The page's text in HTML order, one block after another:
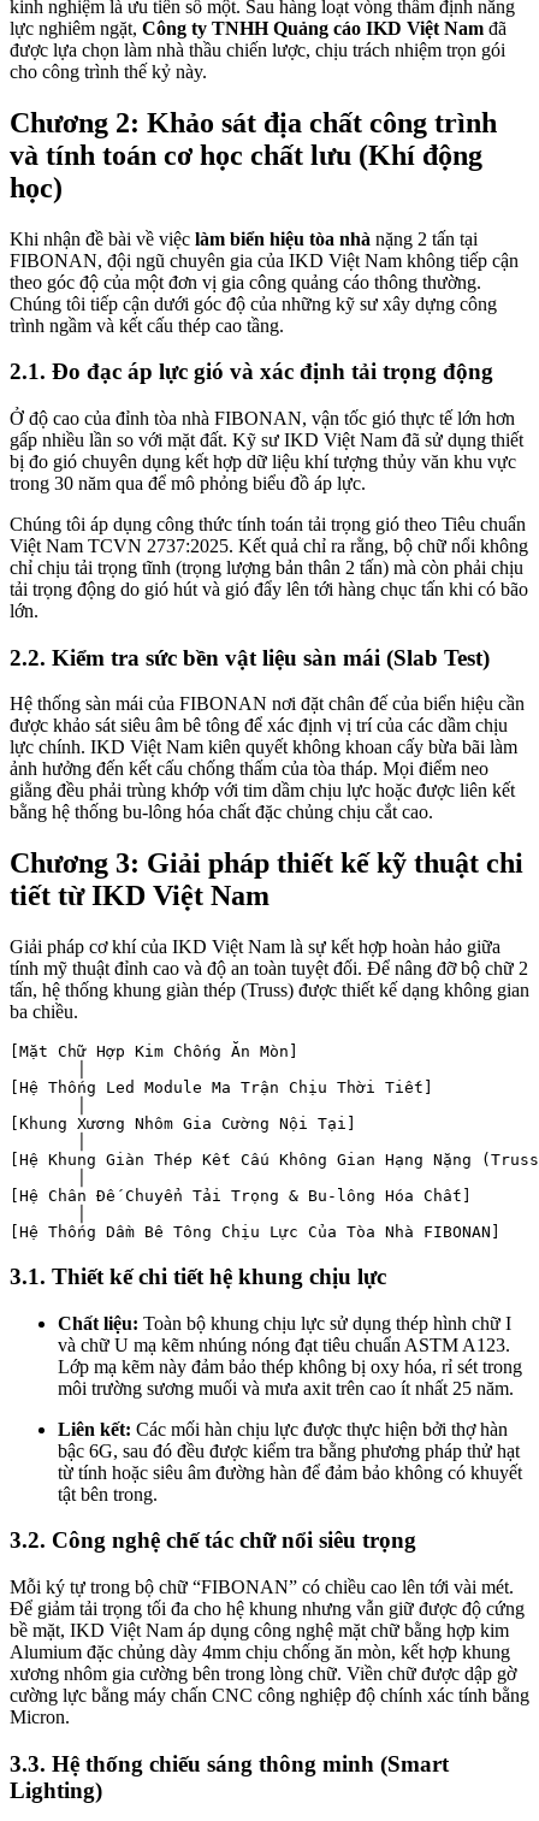
kinh nghiệm là ưu tiên số một. Sau hàng loạt vòng thẩm định năng
lực nghiêm ngặt, Công ty TNHH Quảng cáo IKD Việt Nam đã
được lựa chọn làm nhà thầu chiến lược, chịu trách nhiệm trọn gói
cho công trình thế kỷ này.
Chương 2: Khảo sát địa chất công trình
và tính toán cơ học chất lưu (Khí động
học)
Khi nhận đề bài về việc làm biển hiệu tòa nhà nặng 2 tấn tại
FIBONAN, đội ngũ chuyên gia của IKD Việt Nam không tiếp cận
theo góc độ của một đơn vị gia công quảng cáo thông thường.
Chúng tôi tiếp cận dưới góc độ của những kỹ sư xây dựng công
trình ngầm và kết cấu thép cao tầng.
2.1. Đo đạc áp lực gió và xác định tải trọng động
Ở độ cao của đỉnh tòa nhà FIBONAN, vận tốc gió thực tế lớn hơn
gấp nhiều lần so với mặt đất. Kỹ sư IKD Việt Nam đã sử dụng thiết
bị đo gió chuyên dụng kết hợp dữ liệu khí tượng thủy văn khu vực
trong 30 năm qua để mô phỏng biểu đồ áp lực.
Chúng tôi áp dụng công thức tính toán tải trọng gió theo Tiêu chuẩn
Việt Nam TCVN 2737:2025. Kết quả chỉ ra rằng, bộ chữ nổi không
chỉ chịu tải trọng tĩnh (trọng lượng bản thân 2 tấn) mà còn phải chịu
tải trọng động do gió hút và gió đẩy lên tới hàng chục tấn khi có bão
lớn.
2.2. Kiểm tra sức bền vật liệu sàn mái (Slab Test)
Hệ thống sàn mái của FIBONAN nơi đặt chân đế của biển hiệu cần
được khảo sát siêu âm bê tông để xác định vị trí của các dầm chịu
lực chính. IKD Việt Nam kiên quyết không khoan cấy bừa bãi làm
ảnh hưởng đến kết cấu chống thấm của tòa tháp. Mọi điểm neo
giằng đều phải trùng khớp với tim dầm chịu lực hoặc được liên kết
bằng hệ thống bu-lông hóa chất đặc chủng chịu cắt cao.
Chương 3: Giải pháp thiết kế kỹ thuật chi
tiết từ IKD Việt Nam
Giải pháp cơ khí của IKD Việt Nam là sự kết hợp hoàn hảo giữa
tính mỹ thuật đỉnh cao và độ an toàn tuyệt đối. Để nâng đỡ bộ chữ 2
tấn, hệ thống khung giàn thép (Truss) được thiết kế dạng không gian
ba chiều.
[Mặt Chữ Hợp Kim Chống Ăn Mòn]
[Hệ Thống Led Module Ma Trận Chịu Thời Tiết]
[Khung Xương Nhôm Gia Cường Nội Tại]
[Hệ Khung Giàn Thép Kết Cấu Không Gian Hạng Nặng
[Hệ Chân Đế Chuyển Tải Trọng & Bu-lông Hóa Chất]
3.1. Thiết kế chi tiết hệ khung chịu lực
Chất liệu: Toàn bộ khung chịu lực sử dụng thép hình chữ I
và chữ U mạ kẽm nhúng nóng đạt tiêu chuẩn ASTM A123.
Lớp mạ kẽm này đảm bảo thép không bị oxy hóa, rỉ sét trong
môi trường sương muối và mưa axit trên cao ít nhất 25 năm.
Liên kết: Các mối hàn chịu lực được thực hiện bởi thợ hàn
bậc 6G, sau đó đều được kiểm tra bằng phương pháp thử hạt
từ tính hoặc siêu âm đường hàn để đảm bảo không có khuyết
tật bên trong.
3.2. Công nghệ chế tác chữ nổi siêu trọng
Mỗi ký tự trong bộ chữ “FIBONAN” có chiều cao lên tới vài mét.
Để giảm tải trọng tối đa cho hệ khung nhưng vẫn giữ được độ cứng
bề mặt, IKD Việt Nam áp dụng công nghệ mặt chữ bằng hợp kim
Alumium đặc chủng dày 4mm chịu chống ăn mòn, kết hợp khung
xương nhôm gia cường bên trong lòng chữ. Viền chữ được dập gờ
cường lực bằng máy chấn CNC công nghiệp độ chính xác tính bằng
Micron.
3.3. Hệ thống chiếu sáng thông minh (Smart
Lighting)